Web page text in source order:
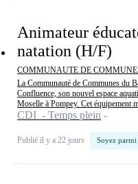
Animateur
natation (H/F)
COMMUNAUTE DE
La Communauté de Communes du
Confluence, son nouvel espace
Moselle à Pompey. Cet équipement
CDI - Temps plein
Publié il y a 22 jours Soyez parmi